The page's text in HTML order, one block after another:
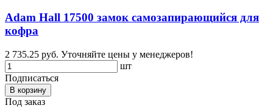
Adam Hall 17500 замок самозапирающийся для
кофра
2 735.25 руб. Уточняйте цены у менеджеров!
шт
Подписаться
В корзину
Под заказ